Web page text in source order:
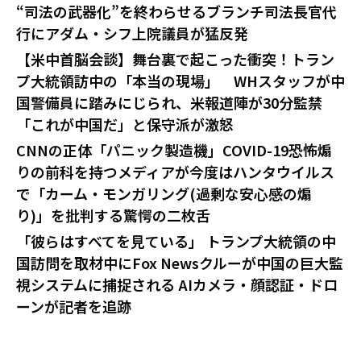
“司法の武器化”を終わらせるブランチ司法長官代
行にアダム・シフ上院議員が猛反発
【米中首脳会談】舞台裏で起こった衝突！トラン
プ大統領訪中の「本当の現場」 WHスタッフが中
国警備員に踏みにじられ、米報道陣が30分監禁
「これが中国だ」と保守派が激怒
CNNの正体「パニック製造機」COVID-19恐怖煽
りの前科を持つメディアが今度はハンタウイルス
で「カーム・モンガリング(過剰な安心感の煽
り)」を批判する驚愕の二枚舌
「彼らはすべてを見ている」 トランプ大統領の中
国訪問を取材中にFox Newsクルーが中国の巨大監
視システムに捕捉される AIカメラ・顔認証・ドロ
ーンが記者を追跡